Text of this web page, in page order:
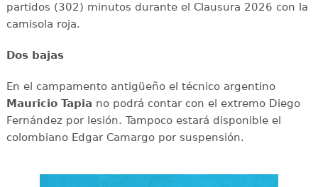
partidos (302) minutos durante el Clausura 2026 con la
camisola roja.
Dos bajas
En el campamento antigüeño el técnico argentino
Mauricio Tapia no podrá contar con el extremo Diego
Fernández por lesión. Tampoco estará disponible el
colombiano Edgar Camargo por suspensión.